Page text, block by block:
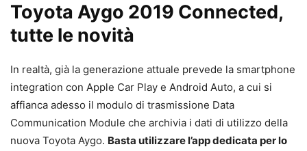
Toyota Aygo 2019 Connected,
tutte le novità
In realtà, già la generazione attuale prevede la smartphone
integration con Apple Car Play e Android Auto, a cui si
affianca adesso il modulo di trasmissione Data
Communication Module che archivia i dati di utilizzo della
nuova Toyota Aygo. Basta utilizzare l’app dedicata per lo